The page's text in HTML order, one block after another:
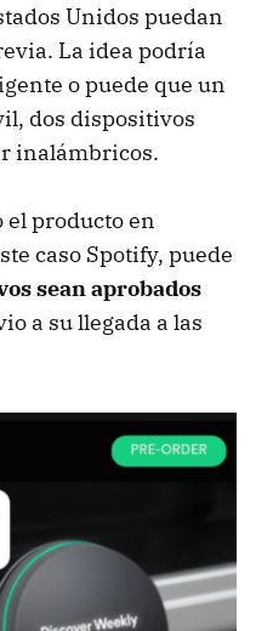
Unidos puedan
La idea podría
o puede que un
dos dispositivos
inalámbricos.
el producto en
caso Spotify, puede
sean aprobados
a su llegada a las